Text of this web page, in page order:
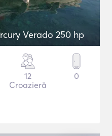
Verado 250 hp
12
Croazieră
0